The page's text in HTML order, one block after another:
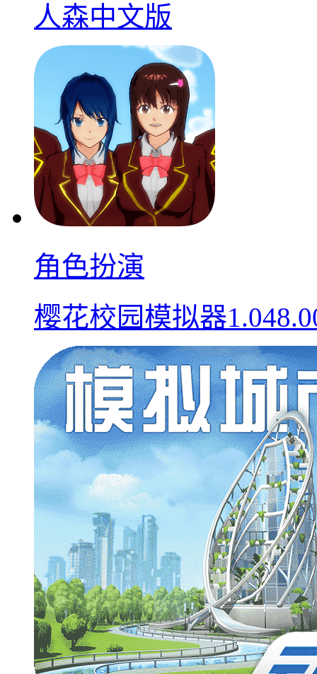
人森中文版
角色扮演
樱花校园模拟器